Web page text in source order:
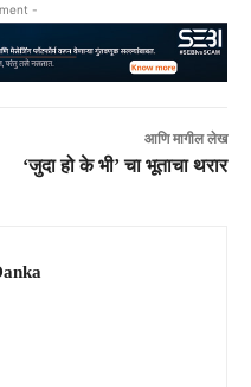
-
आणि मागील लेख
‘जुदा हो के भी’ चा भूताचा थरार